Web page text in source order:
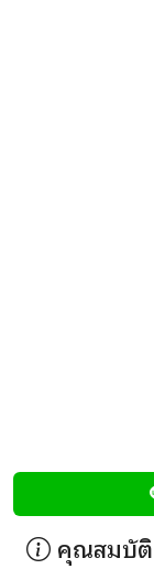
คุณสมบัติ